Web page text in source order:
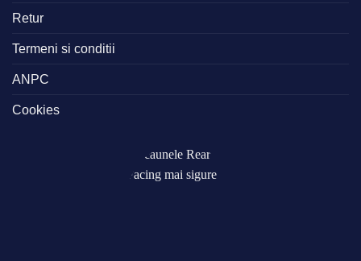
Retur
Termeni si conditii
ANPC
Cookies